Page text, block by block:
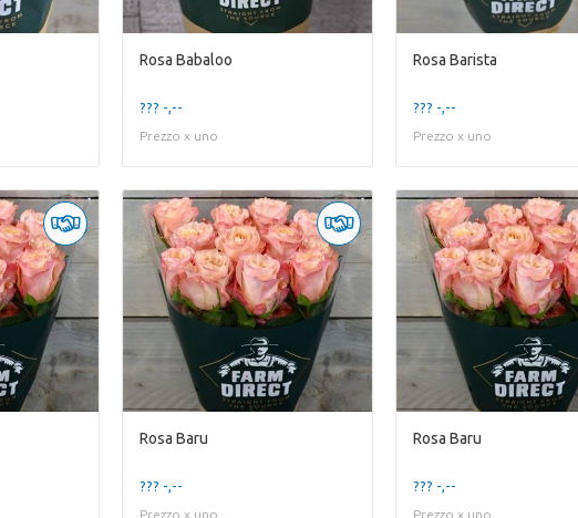
Rosa Babaloo
??? -,--
Prezzo x uno
Rosa Barista
??? -,--
Prezzo x uno
Rosa Baru
??? -,--
Prezzo x uno
Rosa Baru
??? -,--
Prezzo x uno